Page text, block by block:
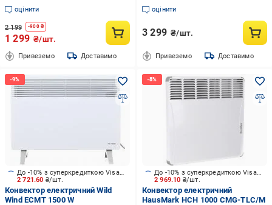
оцінити
2 199 -900₴
1 299 ₴/шт.
Привеземо Доставимо
оцінити
3 299 ₴/шт.
Привеземо Доставимо
2 721.60 ₴/шт.
До -10% з суперкредиткою Visa Вигода
Конвектор електричний Wild
Wind ECMT 1500 W
2 969.10 ₴/шт.
До -10% з суперкредиткою Visa Вигода
Конвектор електричний
HausMark HCH 1000 CMG-TLC/M